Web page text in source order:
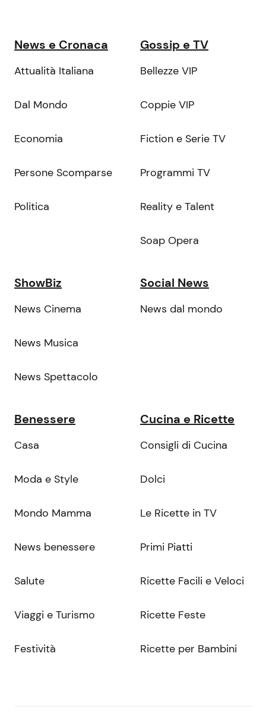
News e Cronaca
Attualità Italiana
Dal Mondo
Economia
Persone Scomparse
Politica
Gossip e TV
Bellezze VIP
Coppie VIP
Fiction e Serie TV
Programmi TV
Reality e Talent
Soap Opera
ShowBiz
News Cinema
News Musica
News Spettacolo
Social News
News dal mondo
Benessere
Casa
Moda e Style
Mondo Mamma
News benessere
Salute
Viaggi e Turismo
Festività
Cucina e Ricette
Consigli di Cucina
Dolci
Le Ricette in TV
Primi Piatti
Ricette Facili e Veloci
Ricette Feste
Ricette per Bambini